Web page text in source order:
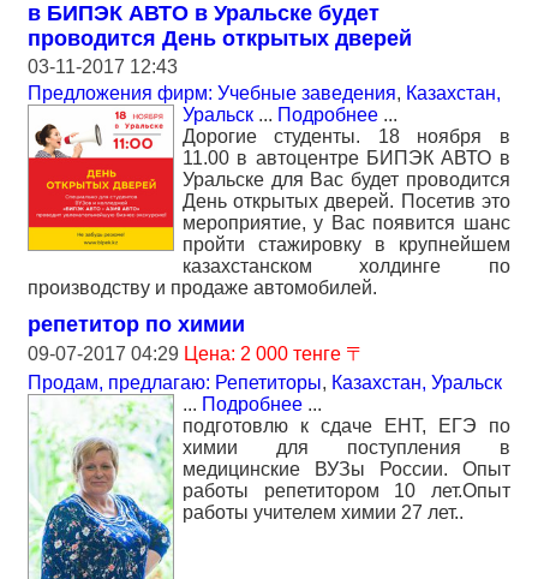
в БИПЭК АВТО в Уральске будет
проводится День открытых дверей
03-11-2017 12:43
Предложения фирм: Учебные заведения, Казахстан,
Уральск ... Подробнее ...
Дорогие студенты. 18 ноября в
11.00 в автоцентре БИПЭК АВТО в
Уральске для Вас будет проводится
День открытых дверей. Посетив это
мероприятие, у Вас появится шанс
пройти стажировку в крупнейшем
казахстанском холдинге по
производству и продаже автомобилей.
репетитор по химии
09-07-2017 04:29 Цена: 2 000 тенге 〒
Продам, предлагаю: Репетиторы, Казахстан, Уральск
... Подробнее ...
подготовлю к сдаче ЕНТ, ЕГЭ по
химии для поступления в
медицинские ВУЗы России. Опыт
работы репетитором 10 лет.Опыт
работы учителем химии 27 лет..